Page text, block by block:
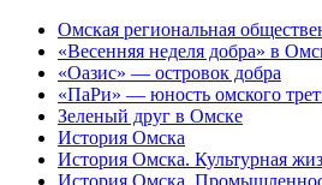
Омская региональная
«Весенняя неделя добра» в
«Оазис» — островок добра
«ПаРи» — юность омского
Зеленый друг в Омске
История Омска
История Омска. Культурная
История Омска.